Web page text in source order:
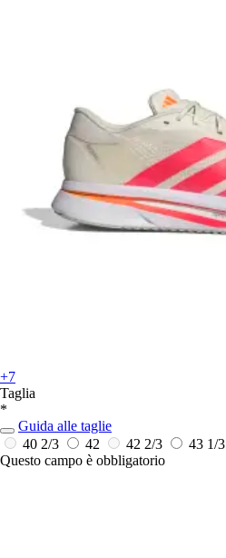
+7
Taglia
*
Guida alle taglie
40 2/3
42 42 2/3 43 1/3
Questo campo è obbligatorio